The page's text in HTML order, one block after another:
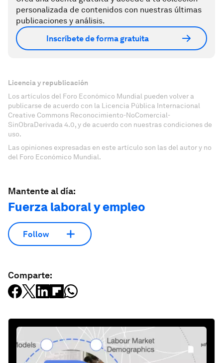
personalizada de contenidos con nuestras últimas
publicaciones y análisis.
Inscríbete de forma gratuita
Licencia y republicación
Los artículos del Foro Económico Mundial pueden volver a
publicarse de acuerdo con la Licencia Pública Internacional
Creative Commons Reconocimiento-NoComercial-
SinObraDerivada 4.0, y de acuerdo con nuestras condiciones de
uso.
Las opiniones expresadas en este artículo son las del autor y no
del Foro Económico Mundial.
Mantente al día:
Fuerza laboral y empleo
Follow
Comparte: